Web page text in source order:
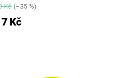
Kč(–35 %)
7 Kč